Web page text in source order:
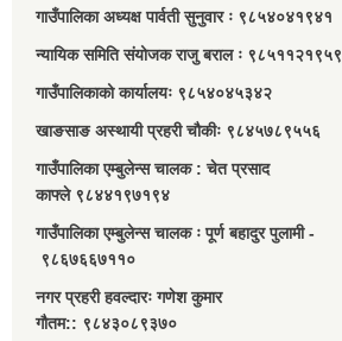
गाउँपालिका अध्यक्ष पार्वती सुनुवार ः ९८५४०४१९४१
न्यायिक समिति संयोजक राजु बराल ः ९८५११२१९५९
गाउँपालिकाको कार्यालयः ९८५४०४५३४२
खाङसाङ अस्थायी प्रहरी चौकीः ९८४५७८९५५६
गाउँपालिका एम्बुलेन्स चालक : चेत प्रसाद
काफ्ले ९८४४१९७१९४
गाउँपालिका एम्बुलेन्स चालक ः पूर्ण बहादुर पुलामी -
९८६७६६७११०
नगर प्रहरी हवल्दारः गणेश कुमार
गौतम:: ९८४३०८९३७०